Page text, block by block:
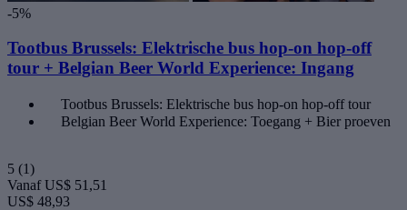
-5%
Tootbus Brussels: Elektrische bus hop-on hop-off
tour + Belgian Beer World Experience: Ingang
Tootbus Brussels: Elektrische bus hop-on hop-off tour
Belgian Beer World Experience: Toegang + Bier proeven
5 (1)
Vanaf US$ 51,51
US$ 48,93